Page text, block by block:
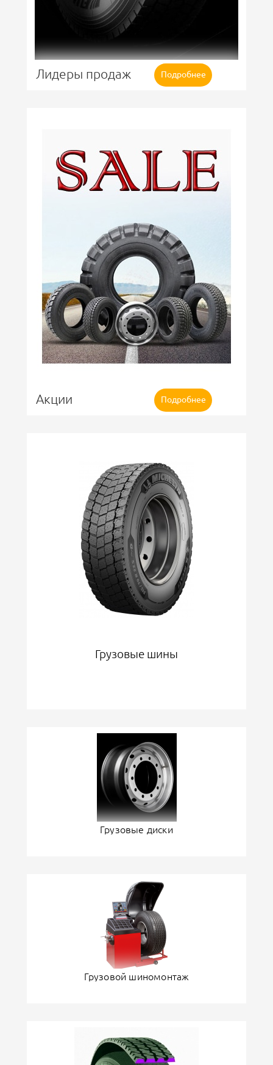
Лидеры продаж Подробнее
Акции Подробнее
Грузовые шины
Грузовые диски
Грузовой шиномонтаж